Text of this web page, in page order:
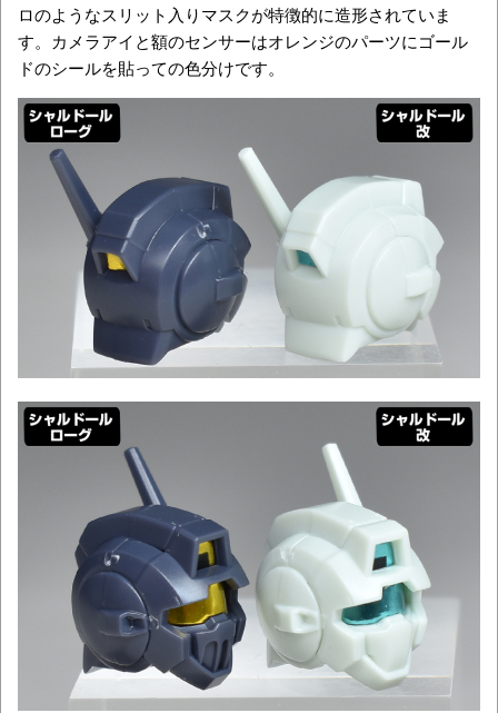
ロのようなスリット入りマスクが特徴的に造形されていま
す。カメラアイと額のセンサーはオレンジのパーツにゴール
ドのシールを貼っての色分けです。